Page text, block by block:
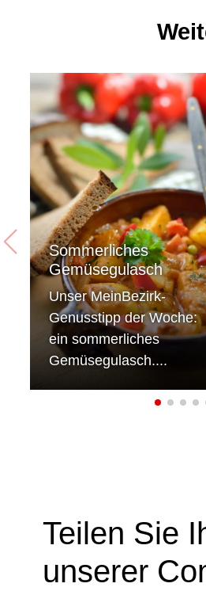
Sommerliches
Gemüsegulasch
Unser MeinBezirk-
Genusstipp der Woche:
ein sommerliches
Gemüsegulasch....
Teilen Sie
unserer